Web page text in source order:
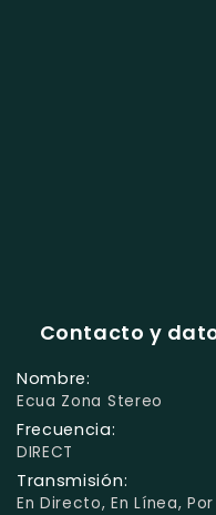
Contacto y
Nombre:
Ecua Zona Stereo
Frecuencia:
DIRECT
Transmisión:
En Directo, En Línea,